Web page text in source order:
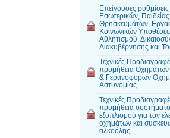
Επείγουσες
Εσωτερικών, Παιδείας
Θρησκευμάτων,
Κοινωνικών
Αθλητισμού,
Διακυβέρνησης και
Τεχνικές
προμήθεια Οχημάτων
& Γερανοφόρων
Αστυνομίας
Τεχνικές
προμήθεια
εξοπλισμού για τον
οχημάτων και
αλκοόλης